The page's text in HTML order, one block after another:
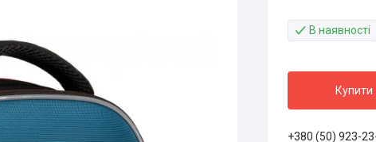
В наявності
Купити
+380 (50) 923-